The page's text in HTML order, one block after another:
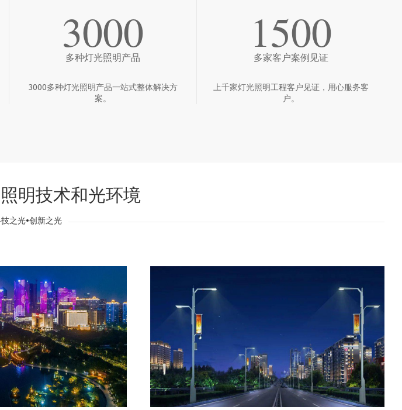
3000
多种灯光照明产品
3000多种灯光照明产品一站式整体解决方
案。
1500
多家客户案例见证
上千家灯光照明工程客户见证，用心服务客
户。
明技术和光环境
之光•创新之光